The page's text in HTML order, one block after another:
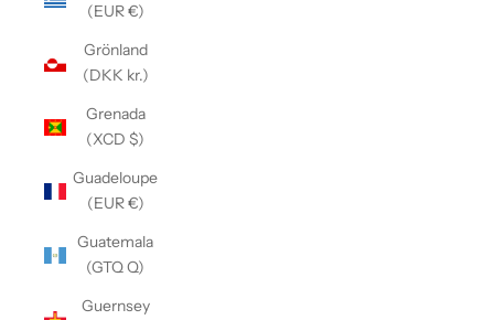
(EUR €)
Grönland
(DKK kr.)
Grenada
(XCD $)
Guadeloupe
(EUR €)
Guatemala
(GTQ Q)
Guernsey